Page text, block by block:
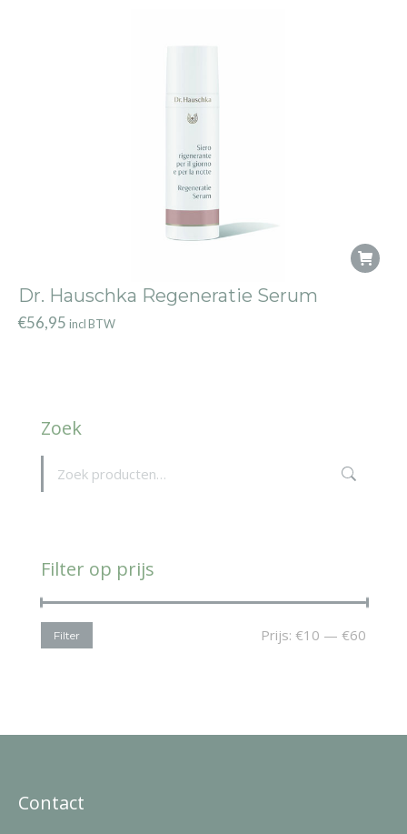
Dr. Hauschka Regeneratie Serum
€56,95 incl BTW
Zoek
Filter op prijs
Filter Prijs: €10 — €60
Contact